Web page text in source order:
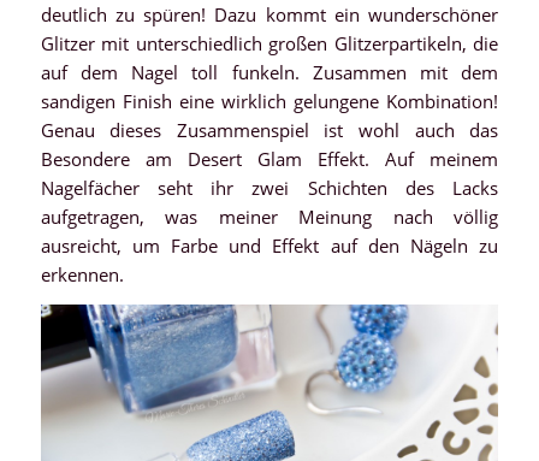
deutlich zu spüren! Dazu kommt ein wunderschöner
Glitzer mit unterschiedlich großen Glitzerpartikeln, die
auf dem Nagel toll funkeln. Zusammen mit dem
sandigen Finish eine wirklich gelungene Kombination!
Genau dieses Zusammenspiel ist wohl auch das
Besondere am Desert Glam Effekt. Auf meinem
Nagelfächer seht ihr zwei Schichten des Lacks
aufgetragen, was meiner Meinung nach völlig
ausreicht, um Farbe und Effekt auf den Nägeln zu
erkennen.